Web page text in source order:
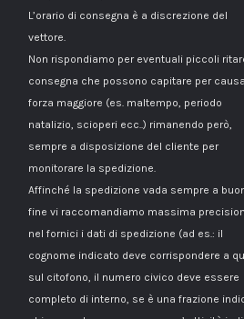
L’orario di consegna è a discrezione del
vettore.
Non rispondiamo per eventuali piccoli
consegna che possono capitare per
forza maggiore (es. maltempo, periodo
natalizio, scioperi ecc..) rimanendo però,
sempre a disposizione del cliente per
monitorare la spedizione.
Affinché la spedizione vada sempre a
fine vi raccomandiamo massima
nel fornici i dati di spedizione (ad es.: il
cognome indicato deve corrispondere a
sul citofono, il numero civico deve essere
completo di interno, se è una frazione